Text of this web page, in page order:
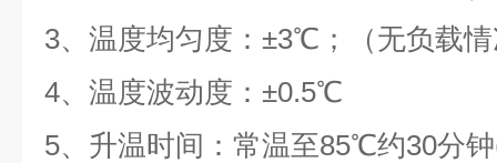
3、温度均匀度：±3℃；（无负载
4、温度波动度：±0.5℃
5、升温时间：常温至85℃约30分